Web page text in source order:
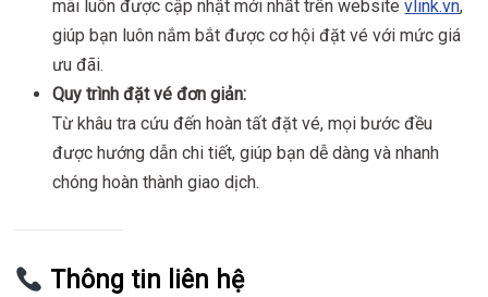
mãi luôn được cập nhật mới nhất trên websitevlink.vn,
giúp bạn luôn nắm bắt được cơ hội đặt vé với mức giá
ưu đãi.
Quy trình đặt vé đơn giản:
Từ khâu tra cứu đến hoàn tất đặt vé, mọi bước đều
được hướng dẫn chi tiết, giúp bạn dễ dàng và nhanh
chóng hoàn thành giao dịch.
Thông tin liên hệ